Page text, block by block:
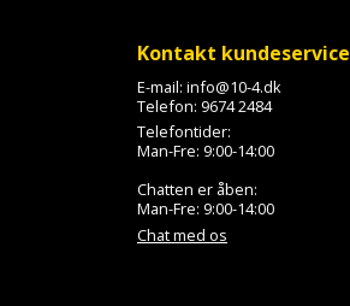
Kontakt kundeservice
E-mail: info@10-4.dk
Telefon: 9674 2484
Telefontider:
Man-Fre: 9:00-14:00
Chatten er åben:
Man-Fre: 9:00-14:00
Chat med os